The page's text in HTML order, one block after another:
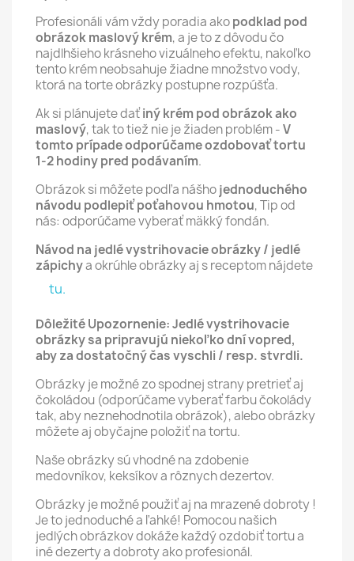
Profesionáli vám vždy poradia akopodklad pod
obrázok maslový krém, a je to z dôvodu čo
najdlhšieho krásneho vizuálneho efektu, nakoľko
tento krém neobsahuje žiadne množstvo vody,
ktorá na torte obrázky postupne rozpúšťa.
Ak si plánujete daťiný krém pod obrázok ako
maslový, tak to tiež nie je žiaden problém -V
tomto prípade odporúčame ozdobovať tortu
1-2 hodiny pred podávaním.
Obrázok si môžete podľa nášhojednoduchého
návodu podlepiť poťahovou hmotou, Tip od
nás: odporúčame vyberať mäkký fondán.
Návod na jedlé vystrihovacie obrázky / jedlé
zápichya okrúhle obrázky aj s receptom nájdete
tu.
Dôležité Upozornenie: Jedlé vystrihovacie
obrázky sa pripravujú niekoľko dní vopred,
aby za dostatočný čas vyschli / resp. stvrdli.
Obrázky je možné zo spodnej strany pretrieť aj
čokoládou (odporúčame vyberať farbu čokolády
tak, aby neznehodnotila obrázok), alebo obrázky
môžete aj obyčajne položiť na tortu.
Naše obrázky sú vhodné na zdobenie
medovníkov, keksíkov a rôznych dezertov.
Obrázky je možné použiť aj na mrazené dobroty !
Je to jednoduché a ľahké! Pomocou našich
jedlých obrázkov dokáže každý ozdobiť tortu a
iné dezerty a dobroty ako profesionál.